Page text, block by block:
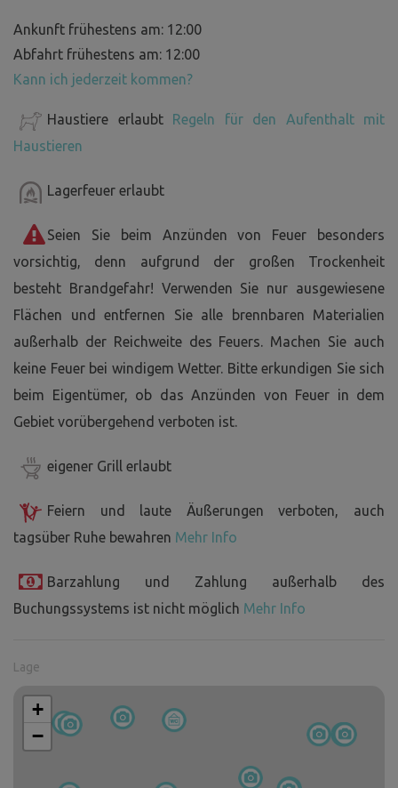
Ankunft frühestens am: 12:00
Abfahrt frühestens am: 12:00
Kann ich jederzeit kommen?
Haustiere erlaubt
Regeln für den Aufenthalt mit
Haustieren
Lagerfeuer erlaubt
Seien Sie beim Anzünden von Feuer besonders
vorsichtig, denn aufgrund der großen Trockenheit
besteht Brandgefahr! Verwenden Sie nur ausgewiesene
Flächen und entfernen Sie alle brennbaren Materialien
außerhalb der Reichweite des Feuers. Machen Sie auch
keine Feuer bei windigem Wetter. Bitte erkundigen Sie sich
beim Eigentümer, ob das Anzünden von Feuer in dem
Gebiet vorübergehend verboten ist.
eigener Grill erlaubt
Feiern und laute Äußerungen verboten, auch
tagsüber Ruhe bewahren Mehr Info
Barzahlung und Zahlung außerhalb des
Buchungssystems ist nicht möglich Mehr Info
Lage
+
−